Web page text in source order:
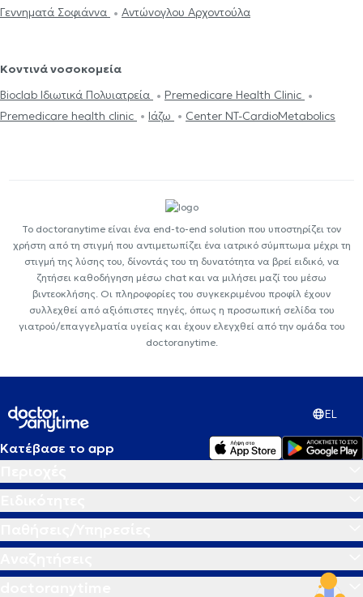
Γεννηματά Σοφιάννα
Αντώνογλου Αρχοντούλα
Κοντινά νοσοκομεία
Bioclab Ιδιωτικά Πολυιατρεία
Premedicare Health Clinic
Premedicare health clinic
Ιάζω Center NT-CardioMetabolics
Το doctoranytime είναι ένα end-to-end solution που υποστηρίζει τον
χρήστη από τη στιγμή που αντιμετωπίζει ένα ιατρικό σύμπτωμα μέχρι τη
στιγμή της λύσης του, δίνοντάς του τη δυνατότητα να βρεί ειδικό, να
ζητήσει καθοδήγηση μέσω chat και να μιλήσει μαζί του μέσω
βιντεοκλήσης. Οι πληροφορίες του συγκεκριμένου προφίλ έχουν
συλλεχθεί από αξιόπιστες πηγές, όπως η προσωπική σελίδα του
γιατρού/επαγγελματία υγείας και έχουν ελεγχθεί από την ομάδα του
doctoranytime.
EL
Κατέβασε το app